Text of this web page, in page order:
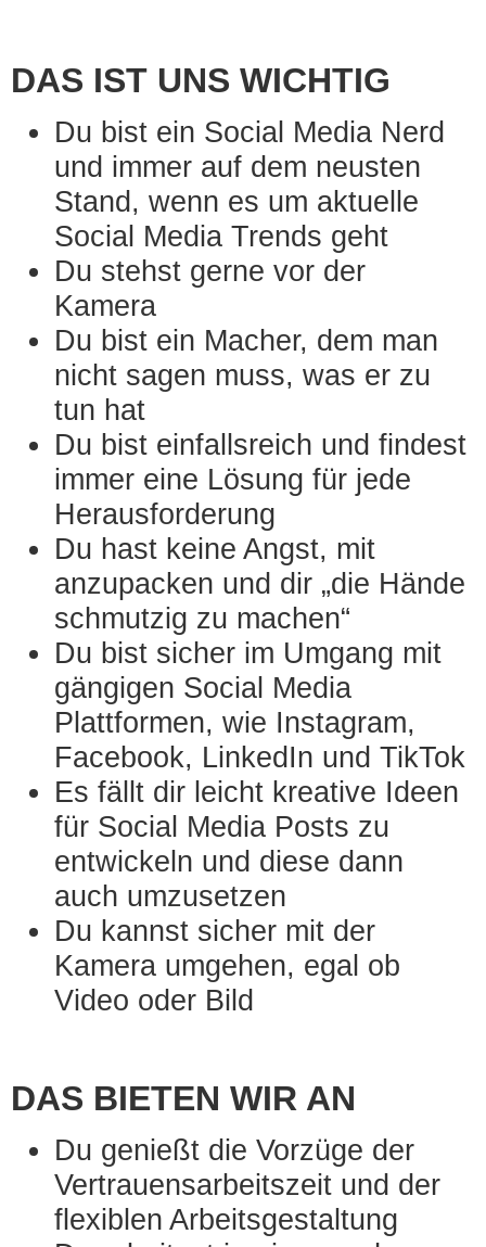
DAS IST UNS WICHTIG
Du bist ein Social Media Nerd
und immer auf dem neusten
Stand, wenn es um aktuelle
Social Media Trends geht
Du stehst gerne vor der
Kamera
Du bist ein Macher, dem man
nicht sagen muss, was er zu
tun hat
Du bist einfallsreich und findest
immer eine Lösung für jede
Herausforderung
Du hast keine Angst, mit
anzupacken und dir „die Hände
schmutzig zu machen“
Du bist sicher im Umgang mit
gängigen Social Media
Plattformen, wie Instagram,
Facebook, LinkedIn und TikTok
Es fällt dir leicht kreative Ideen
für Social Media Posts zu
entwickeln und diese dann
auch umzusetzen
Du kannst sicher mit der
Kamera umgehen, egal ob
Video oder Bild
DAS BIETEN WIR AN
Du genießt die Vorzüge der
Vertrauensarbeitszeit und der
flexiblen Arbeitsgestaltung